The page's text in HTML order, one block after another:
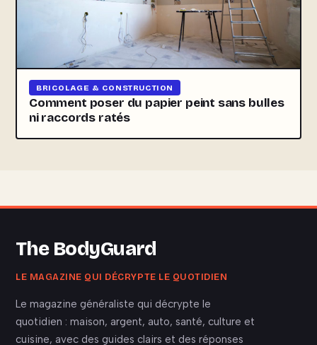
BRICOLAGE & CONSTRUCTION
Comment poser du papier peint sans bulles
ni raccords ratés
The BodyGuard
LE MAGAZINE QUI DÉCRYPTE LE QUOTIDIEN
Le magazine généraliste qui décrypte le
quotidien : maison, argent, auto, santé, culture et
cuisine, avec des guides clairs et des réponses